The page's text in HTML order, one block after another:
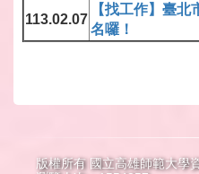
113.02.07
【找工作】臺
名囉！
版權所有 國立高雄師範大學